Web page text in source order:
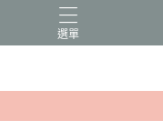
選單
健力 健身 運動